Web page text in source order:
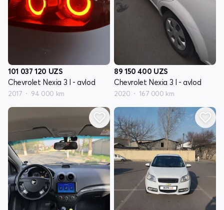
101 037 120 UZS
Chevrolet Nexia 3 I - avlod
2017 94 000 km
89 150 400 UZS
Chevrolet Nexia 3 I - avlod
2020 167 000 km